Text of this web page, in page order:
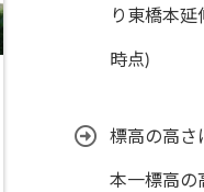
り東橋本延
時点)
標高の高さ
本一標高の